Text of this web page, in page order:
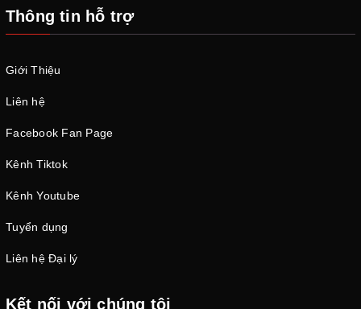
Thông tin hỗ trợ
Giới Thiệu
Liên hệ
Facebook Fan Page
Kênh Tiktok
Kênh Youtube
Tuyển dụng
Liên hệ Đại lý
Kết nối với chúng tôi